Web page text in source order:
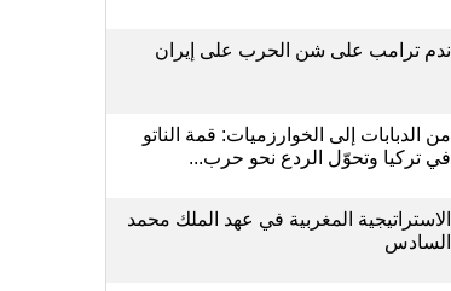
ندم ترامب على شن الحرب على إيران
من الدبابات إلى الخوارزميات: قمة الناتو
في تركيا وتحوّل الردع نحو حرب...
الاستراتيجية المغربية في عهد الملك محمد
السادس